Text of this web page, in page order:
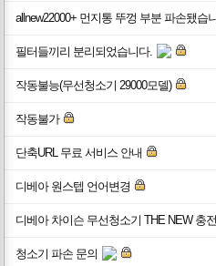
allnew22000+ 먼지통 뚜껑 부분 파손됐습
필터들끼리 분리되었습니다.
작동불능(무선청소기 29000모델)
작동불가
단축URL 무료 서비스 안내
디베아 원스텝 언어변경
디베아 차이슨 무선청소기 THE NEW 충
청소기 파손 문의